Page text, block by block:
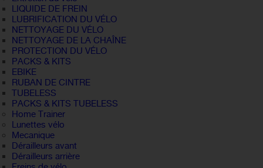
LIQUIDE DE FREIN
LUBRIFICATION DU VÉLO
NETTOYAGE DU VÉLO
NETTOYAGE DE LA CHAÎNE
PROTECTION DU VÉLO
PACKS & KITS
EBIKE
RUBAN DE CINTRE
TUBELESS
PACKS & KITS TUBELESS
Home Trainer
Lunettes vélo
Mecanique
Dérailleurs avant
Dérailleurs arrière